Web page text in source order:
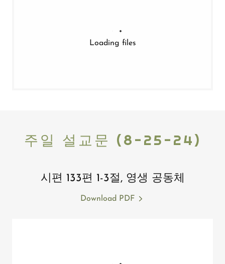
Loading files
주일 설교문 (8-25-24)
시편 133편 1-3절, 영생 공동체
Download PDF